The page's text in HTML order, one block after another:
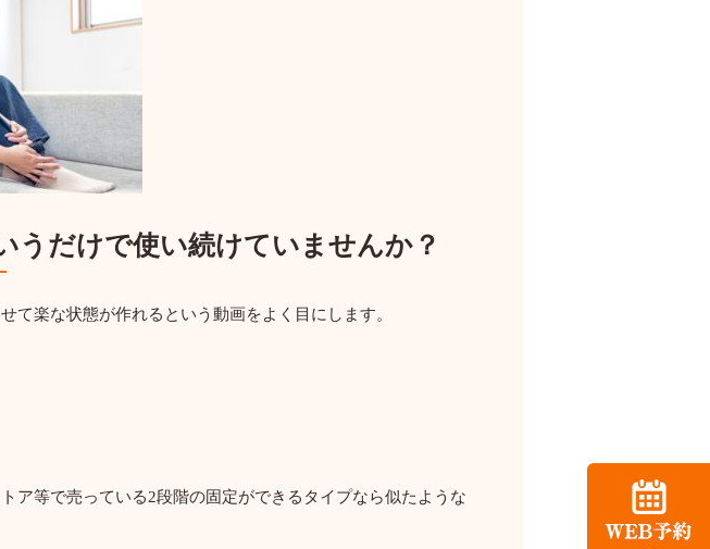
うだけで使い続けていませんか？
て楽な状態が作れるという動画をよく目にします。
ア等で売っている2段階の固定ができるタイプなら似たような